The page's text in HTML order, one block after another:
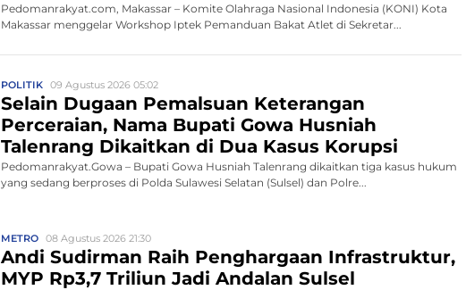
Pedomanrakyat.com, Makassar – Komite Olahraga Nasional Indonesia (KONI) Kota
Makassar menggelar Workshop Iptek Pemanduan Bakat Atlet di Sekretar...
POLITIK 09 Agustus 2026 05:02
Selain Dugaan Pemalsuan Keterangan
Perceraian, Nama Bupati Gowa Husniah
Talenrang Dikaitkan di Dua Kasus Korupsi
Pedomanrakyat.Gowa – Bupati Gowa Husniah Talenrang dikaitkan tiga kasus hukum
yang sedang berproses di Polda Sulawesi Selatan (Sulsel) dan Polre...
METRO 08 Agustus 2026 21:30
Andi Sudirman Raih Penghargaan Infrastruktur,
MYP Rp3,7 Triliun Jadi Andalan Sulsel